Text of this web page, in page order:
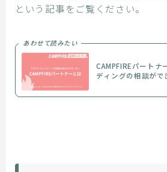
という記事をご覧ください。
あわせて読みたい
CAMPFIREパートナ
ディングの相談がで